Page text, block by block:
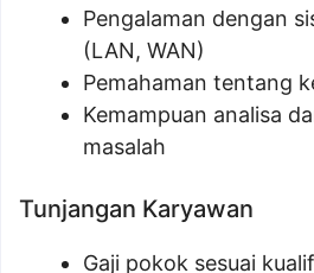
Pengalaman dengan
(LAN, WAN)
Pemahaman tentang
Kemampuan analisa
masalah
Tunjangan Karyawan
Gaji pokok sesuai